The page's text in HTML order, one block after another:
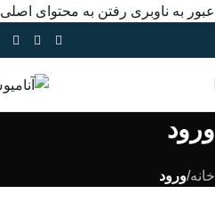
عبور به ناوبری رفتن به محتوای اصلی
ورود
خانه/ورود